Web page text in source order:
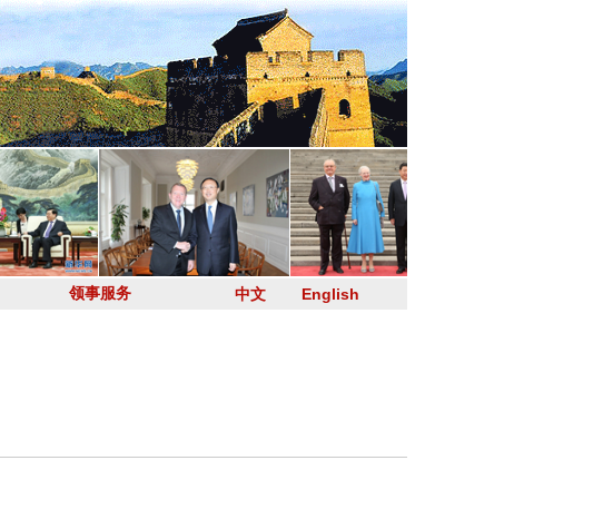
领事服务 中文 English